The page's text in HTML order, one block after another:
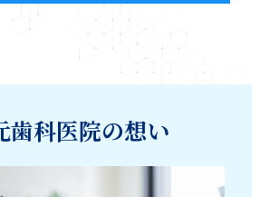
歯科医院の想い